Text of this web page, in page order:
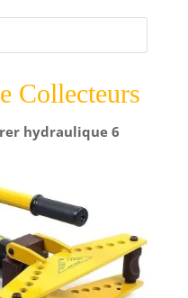
Collecteurs
hydraulique 6